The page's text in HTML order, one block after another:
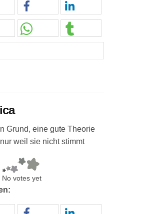
Grund, eine gute Theorie
weil sie nicht stimmt
No votes yet